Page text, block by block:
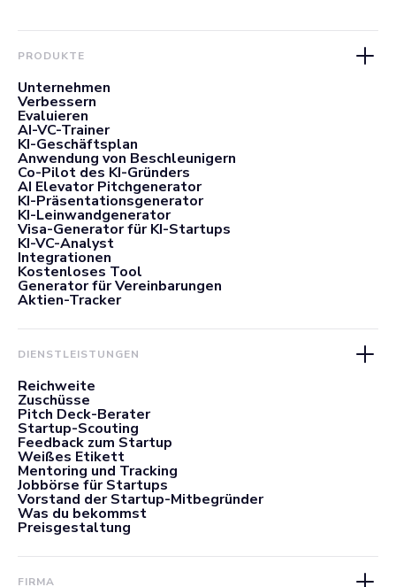
PRODUKTE
Unternehmen
Verbessern
Evaluieren
AI-VC-Trainer
KI-Geschäftsplan
Anwendung von Beschleunigern
Co-Pilot des KI-Gründers
AI Elevator Pitchgenerator
KI-Präsentationsgenerator
KI-Leinwandgenerator
Visa-Generator für KI-Startups
KI-VC-Analyst
Integrationen
Kostenloses Tool
Generator für Vereinbarungen
Aktien-Tracker
DIENSTLEISTUNGEN
Reichweite
Zuschüsse
Pitch Deck-Berater
Startup-Scouting
Feedback zum Startup
Weißes Etikett
Mentoring und Tracking
Jobbörse für Startups
Vorstand der Startup-Mitbegründer
Was du bekommst
Preisgestaltung
FIRMA